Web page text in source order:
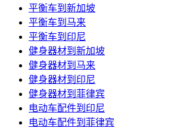
平衡车到新加坡
平衡车到马来
平衡车到印尼
健身器材到新加坡
健身器材到马来
健身器材到印尼
健身器材到菲律宾
电动车配件到印尼
电动车配件到菲律宾